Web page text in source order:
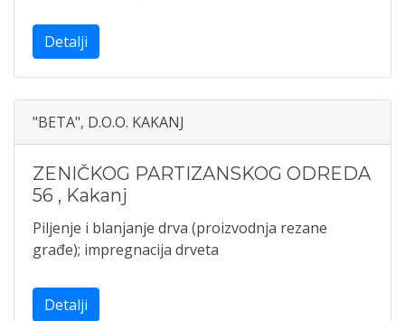
Detalji
"BETA", D.O.O. KAKANJ
ZENIČKOG PARTIZANSKOG ODREDA
56 , Kakanj
Piljenje i blanjanje drva (proizvodnja rezane
građe); impregnacija drveta
Detalji